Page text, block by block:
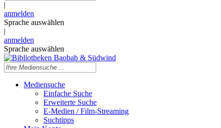
|
anmelden
Sprache auswählen
|
anmelden
Sprache auswählen
Mediensuche
Einfache Suche
Erweiterte Suche
E-Medien / Film-Streaming
Suchtipps